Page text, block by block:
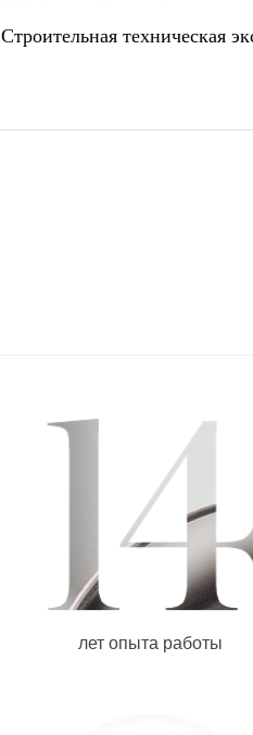
Строительная техническая
лет опыта работы